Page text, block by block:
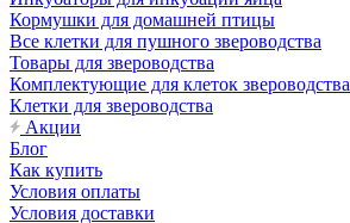
Кормушки для домашней птицы
Все клетки для пушного звероводства
Товары для звероводства
Комплектующие для клеток звероводства
Клетки для звероводства
Акции
Блог
Как купить
Условия оплаты
Условия доставки